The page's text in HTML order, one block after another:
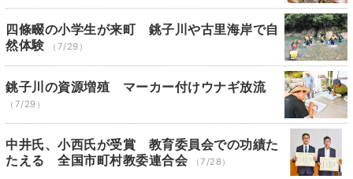
四條畷の小学生が来町 銚子川や古里海岸で自
然体験
（7/29）
銚子川の資源増殖 マーカー付けウナギ放流
（7/29）
中井氏、小西氏が受賞 教育委員会での功績た
たえる 全国市町村教委連合会
（7/28）